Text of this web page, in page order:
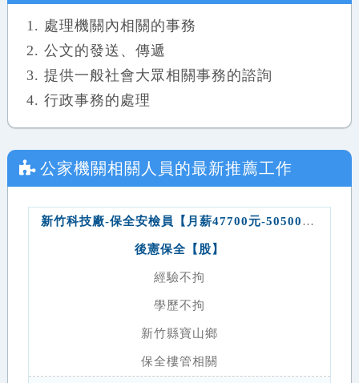
處理機關內相關的事務
公文的發送、傳遞
提供一般社會大眾相關事務的諮詢
行政事務的處理
公家機關相關人員 的最新推薦工作
新竹科技廠-保全安檢員【月薪47700元-50500元】供宿
後憲保全【股】
經驗不拘
學歷不拘
新竹縣寶山鄉
保全樓管相關